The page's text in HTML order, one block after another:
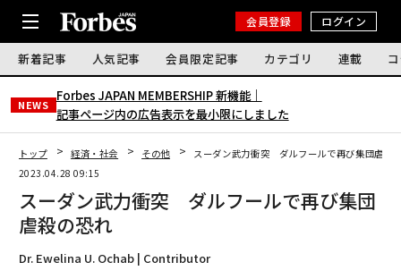
会員登録 ログイン
新着記事 人気記事 会員限定記事 カテゴリ 連載
NEWS
Forbes JAPAN MEMBERSHIP 新機能｜
記事ページ内の広告表示を最小限にしました
トップ 経済・社会 その他
スーダン武力衝突 ダルフールで再び集団虐殺
2023.04.28 09:15
スーダン武力衝突 ダルフールで再び集団
虐殺の恐れ
Dr. Ewelina U. Ochab | Contributor